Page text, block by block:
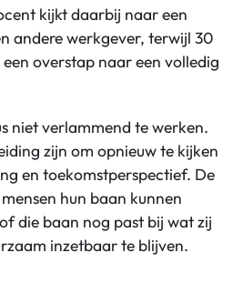
kijkt daarbij naar een
andere werkgever, terwijl 30
overstap naar een volledig
niet verlammend te werken.
zijn om opnieuw te kijken
en toekomstperspectief. De
hun baan kunnen
die baan nog past bij wat zij
inzetbaar te blijven.